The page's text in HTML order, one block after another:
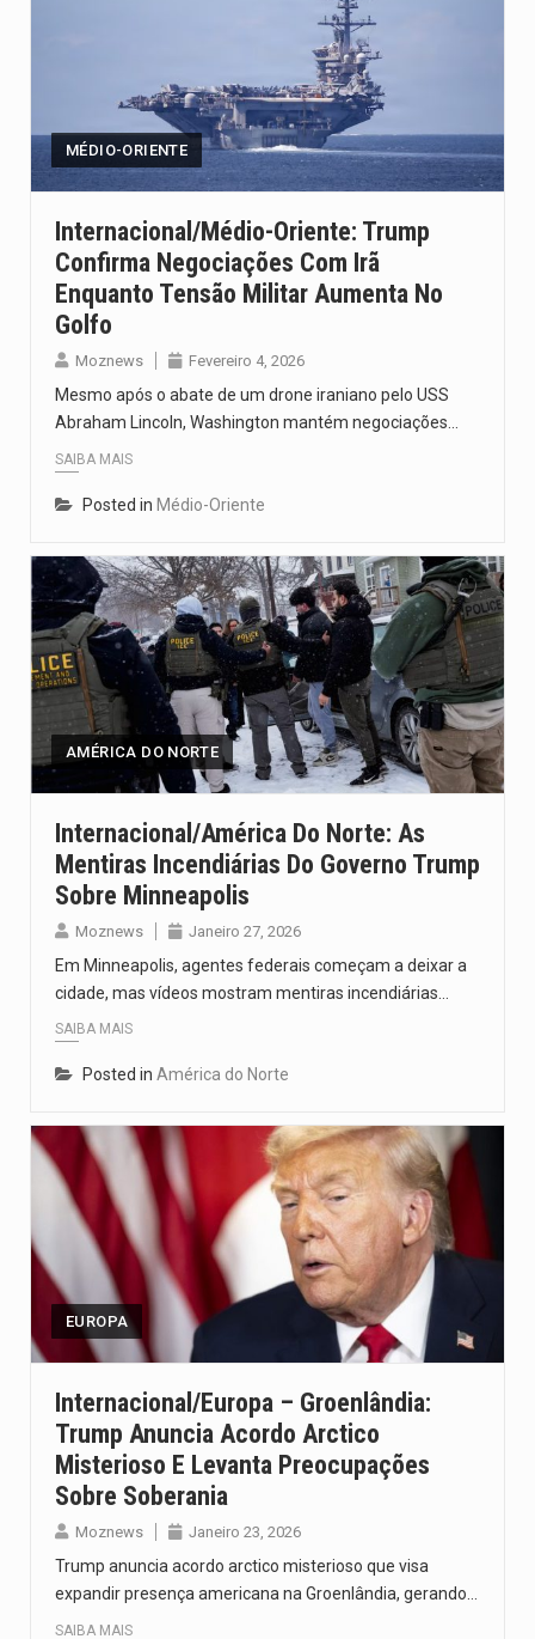
MÉDIO-ORIENTE
Internacional/Médio-Oriente: Trump
Confirma Negociações Com Irã
Enquanto Tensão Militar Aumenta No
Golfo
Moznews Fevereiro 4, 2026
Mesmo após o abate de um drone iraniano pelo USS
Abraham Lincoln, Washington mantém negociações…
SAIBA MAIS
Posted in Médio-Oriente
AMÉRICA DO NORTE
Internacional/América Do Norte: As
Mentiras Incendiárias Do Governo Trump
Sobre Minneapolis
Moznews Janeiro 27, 2026
Em Minneapolis, agentes federais começam a deixar a
cidade, mas vídeos mostram mentiras incendiárias…
SAIBA MAIS
Posted in América do Norte
EUROPA
Internacional/Europa – Groenlândia:
Trump Anuncia Acordo Arctico
Misterioso E Levanta Preocupações
Sobre Soberania
Moznews Janeiro 23, 2026
Trump anuncia acordo arctico misterioso que visa
expandir presença americana na Groenlândia, gerando…
SAIBA MAIS